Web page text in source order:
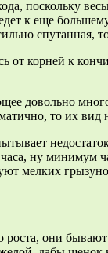
поскольку
к еще
спутанная,
от корней к
довольно
то их вид
ну
мелких
роста, они